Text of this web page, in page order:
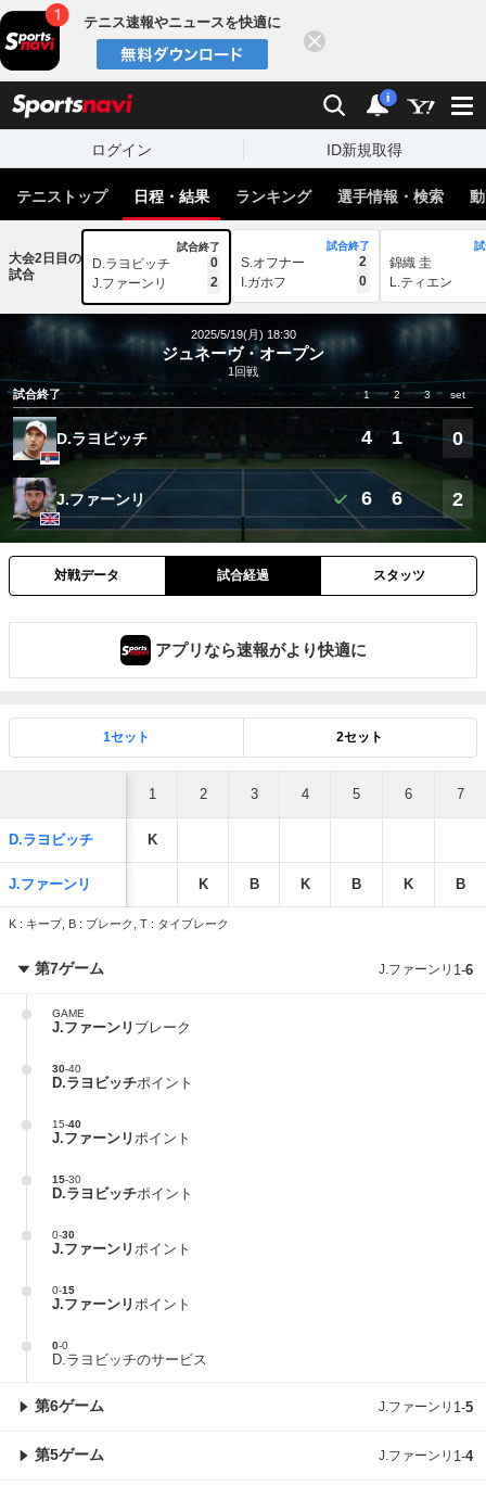
テニス速報やニュースを快適に
検索 通知
i
ログイン ID新規取得
テニストップ 日程・結果 ランキング 選手情報・検索
大会2日目の
試合
試合終了
D.ラヨビッチ
0
J.ファーンリ
2
試合終了
S.オフナー
2
I.ガホフ
0
錦織 圭
L.ティエン
2025/5/19(月) 18:30
ジュネーヴ・オープン
1回戦
試合終了
1 2 3 set
D.ラヨビッチ 4 1 0
J.ファーンリ 6 6 2
対戦データ 試合経過 スタッツ
アプリなら速報がより快適に
1セット 2セット
1 2 3 4 5 6 7
D.ラヨビッチ K
J.ファーンリ K B K B K B
K : キープ, B : ブレーク, T : タイブレーク
第7ゲーム J.ファーンリ 1-6
GAME
J.ファーンリ ブレーク
30-40
D.ラヨビッチポイント
15-40
J.ファーンリ ポイント
15-30
D.ラヨビッチポイント
0-30
J.ファーンリ ポイント
0-15
J.ファーンリ ポイント
0-0
D.ラヨビッチのサービス
第6ゲーム J.ファーンリ 1-5
第5ゲーム J.ファーンリ 1-4